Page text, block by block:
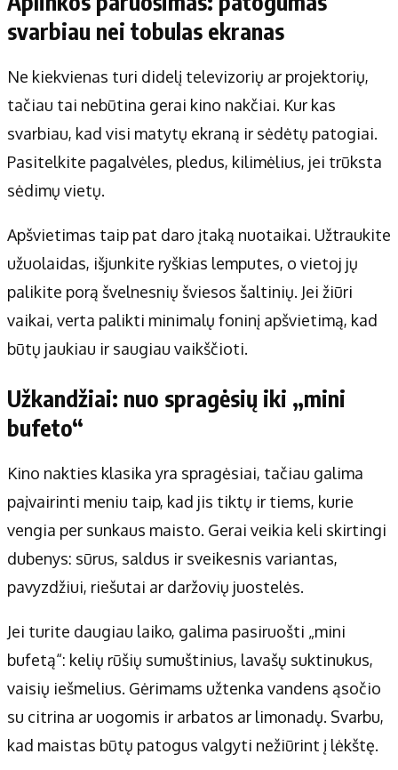
svarbiau nei tobulas ekranas
Ne kiekvienas turi didelį televizorių ar projektorių,
tačiau tai nebūtina gerai kino nakčiai. Kur kas
svarbiau, kad visi matytų ekraną ir sėdėtų patogiai.
Pasitelkite pagalvėles, pledus, kilimėlius, jei trūksta
sėdimų vietų.
Apšvietimas taip pat daro įtaką nuotaikai. Užtraukite
užuolaidas, išjunkite ryškias lemputes, o vietoj jų
palikite porą švelnesnių šviesos šaltinių. Jei žiūri
vaikai, verta palikti minimalų foninį apšvietimą, kad
būtų jaukiau ir saugiau vaikščioti.
Užkandžiai: nuo spragėsių iki „mini
bufeto“
Kino nakties klasika yra spragėsiai, tačiau galima
paįvairinti meniu taip, kad jis tiktų ir tiems, kurie
vengia per sunkaus maisto. Gerai veikia keli skirtingi
dubenys: sūrus, saldus ir sveikesnis variantas,
pavyzdžiui, riešutai ar daržovių juostelės.
Jei turite daugiau laiko, galima pasiruošti „mini
bufetą“: kelių rūšių sumuštinius, lavašų suktinukus,
vaisių iešmelius. Gėrimams užtenka vandens ąsočio
su citrina ar uogomis ir arbatos ar limonadų. Svarbu,
kad maistas būtų patogus valgyti nežiūrint į lėkštę.